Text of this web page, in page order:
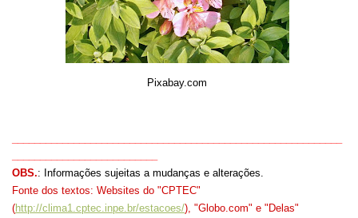
Pixabay.com
OBS.: Informações sujeitas a mudanças e alterações.
Fonte dos textos: Websites do "CPTEC"
(http://clima1.cptec.inpe.br/estacoes/), "Globo.com" e "Delas"